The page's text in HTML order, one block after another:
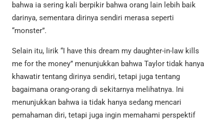
bahwa ia sering kali berpikir bahwa orang lain lebih baik
darinya, sementara dirinya sendiri merasa seperti
“monster”.
Selain itu, lirik “I have this dream my daughter-in-law kills
me for the money” menunjukkan bahwa Taylor tidak hanya
khawatir tentang dirinya sendiri, tetapi juga tentang
bagaimana orang-orang di sekitarnya melihatnya. Ini
menunjukkan bahwa ia tidak hanya sedang mencari
pemahaman diri, tetapi juga ingin memahami perspektif